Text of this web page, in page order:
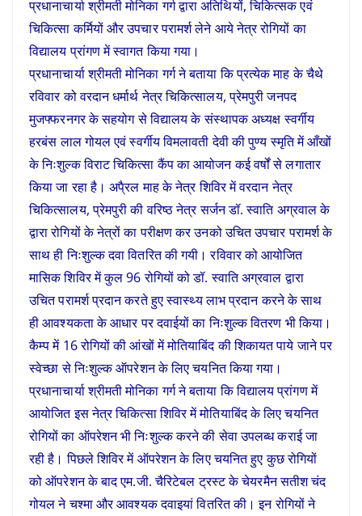
प्रधानाचार्या श्रीमती मोनिका गर्ग द्वारा अतिथियों, चिकित्सक एवं
चिकित्सा कर्मियों और उपचार परामर्श लेने आये नेत्र रोगियों का
विद्यालय प्रांगण में स्वागत किया गया।
प्रधानाचार्या श्रीमती मोनिका गर्ग ने बताया कि प्रत्येक माह के चैथे
रविवार को वरदान धर्मार्थ नेत्र चिकित्सालय, प्रेमपुरी जनपद
मुजफ्फरनगर के सहयोग से विद्यालय के संस्थापक अध्यक्ष स्वर्गीय
हरबंस लाल गोयल एवं स्वर्गीय विमलावती देवी की पुण्य स्मृति में आँखों
के निःशुल्क विराट चिकित्सा कैंप का आयोजन कई वर्षों से लगातार
किया जा रहा है। अपै्रल माह के नेत्र शिविर में वरदान नेत्र
चिकित्सालय, प्रेमपुरी की वरिष्ठ नेत्र सर्जन डॉ. स्वाति अग्रवाल के
द्वारा रोगियों के नेत्रों का परीक्षण कर उनको उचित उपचार परामर्श के
साथ ही निःशुल्क दवा वितरित की गयी। रविवार को आयोजित
मासिक शिविर में कुल 96 रोगियों को डॉ. स्वाति अग्रवाल द्वारा
उचित परामर्श प्रदान करते हुए स्वास्थ्य लाभ प्रदान करने के साथ
ही आवश्यकता के आधार पर दवाईयों का निःशुल्क वितरण भी किया।
कैम्प में 16 रोगियों की आंखों में मोतियाबिंद की शिकायत पाये जाने पर
स्वेच्छा से निःशुल्क ऑपरेशन के लिए चयनित किया गया।
प्रधानाचार्या श्रीमती मोनिका गर्ग ने बताया कि विद्यालय प्रांगण में
आयोजित इस नेत्र चिकित्सा शिविर में मोतियाबिंद के लिए चयनित
रोगियों का ऑपरेशन भी निःशुल्क करने की सेवा उपलब्ध कराई जा
रही है। पिछले शिविर में ऑपरेशन के लिए चयनित हुए कुछ रोगियों
को ऑपरेशन के बाद एम.जी. चैरिटेबल ट्रस्ट के चेयरमैन सतीश चंद
गोयल ने चश्मा और आवश्यक दवाइयां वितरित की। इन रोगियों ने